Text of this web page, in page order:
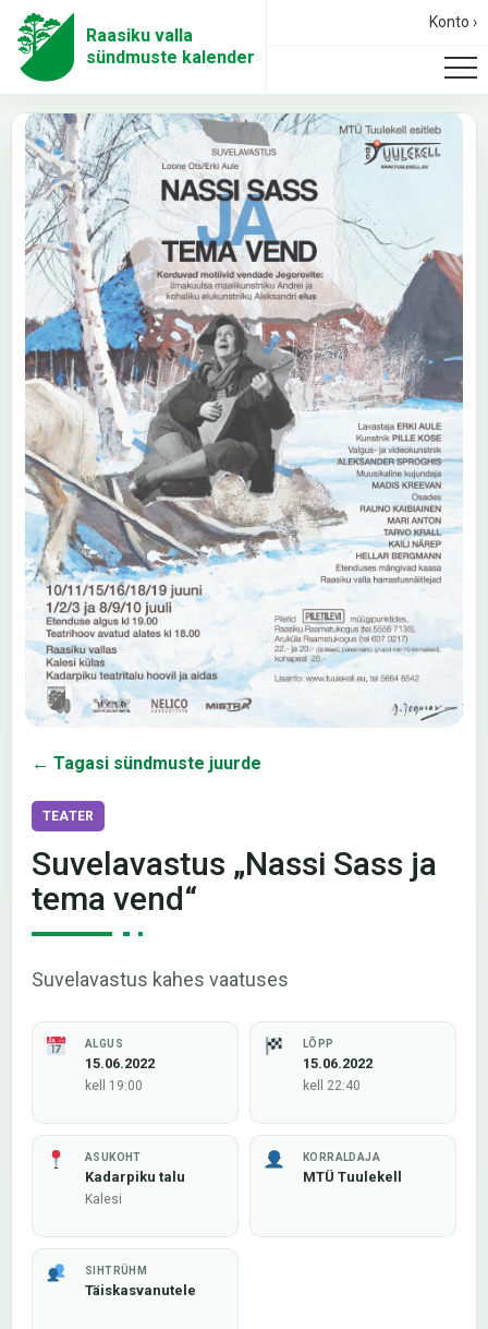
Raasiku valla
sündmuste kalender
Konto ›
← Tagasi sündmuste juurde
TEATER
Suvelavastus „Nassi Sass ja
tema vend“
Suvelavastus kahes vaatuses
ALGUS
15.06.2022
kell 19:00
LÕPP
15.06.2022
kell 22:40
ASUKOHT
Kadarpiku talu
Kalesi
KORRALDAJA
MTÜ Tuulekell
SIHTRÜHM
Täiskasvanutele